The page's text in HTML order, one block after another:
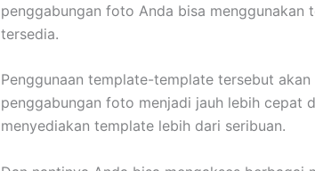
penggabungan foto Anda bisa menggunakan
tersedia.
Penggunaan template-template tersebut
penggabungan foto menjadi jauh lebih cepat
menyediakan template lebih dari seribuan.